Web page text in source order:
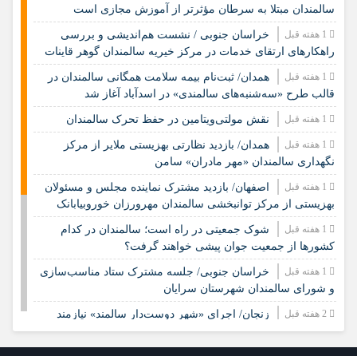
سالمندان مبتلا به سرطان مؤثرتر از آموزش مجازی است
خراسان جنوبی / نشست هم‌اندیشی و بررسی
راهکارهای ارتقای خدمات در مرکز خیریه سالمندان گوهر قاینات
همدان/ ثبت‌نام بیمه سلامت همگانی سالمندان در
قالب طرح «سه‌شنبه‌های سالمندی» در اسدآباد آغاز شد
نقش مولتی‌ویتامین در حفظ تحرک سالمندان
همدان/ بازدید نظارتی بهزیستی ملایر از مرکز
نگهداری سالمندان «مهر مادران» سامن
اصفهان/ بازدید مشترک نماینده مجلس و مسئولان
بهزیستی از مرکز توانبخشی سالمندان مهرورزان خوروبیابانک
شوک جمعیتی در راه است؛ سالمندان در کدام
کشورها از جمعیت جوان پیشی خواهند گرفت؟
خراسان جنوبی/ جلسه مشترک ستاد مناسب‌سازی
و شورای سالمندان شهرستان سرایان
زنجان/ اجرای «شهر دوست‌دار سالمند» نیازمند
مشارکت همه دستگاه‌هاست